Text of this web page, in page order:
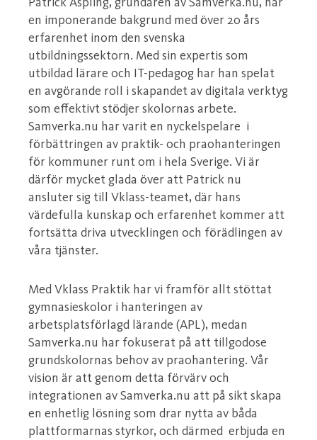
en imponerande bakgrund med över 20 års
erfarenhet inom den svenska
utbildningssektorn. Med sin expertis som
utbildad lärare och IT-pedagog har han spelat
en avgörande roll i skapandet av digitala verktyg
som effektivt stödjer skolornas arbete.
Samverka.nu har varit en nyckelspelare i
förbättringen av praktik- och praohanteringen
för kommuner runt om i hela Sverige. Vi är
därför mycket glada över att Patrick nu
ansluter sig till Vklass-teamet, där hans
värdefulla kunskap och erfarenhet kommer att
fortsätta driva utvecklingen och förädlingen av
våra tjänster.
Med Vklass Praktik har vi framför allt stöttat
gymnasieskolor i hanteringen av
arbetsplatsförlagd lärande (APL), medan
Samverka.nu har fokuserat på att tillgodose
grundskolornas behov av praohantering. Vår
vision är att genom detta förvärv och
integrationen av Samverka.nu att på sikt skapa
en enhetlig lösning som drar nytta av båda
plattformarnas styrkor, och därmed erbjuda en